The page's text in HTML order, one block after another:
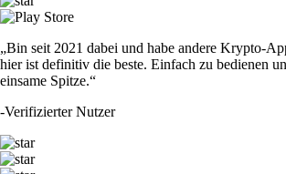
„Bin seit 2021 dabei und habe andere Krypto-
hier ist definitiv die beste. Einfach zu bedienen
einsame Spitze.“
-Verifizierter Nutzer